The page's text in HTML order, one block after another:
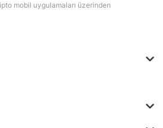
mobil uygulamaları üzerinden